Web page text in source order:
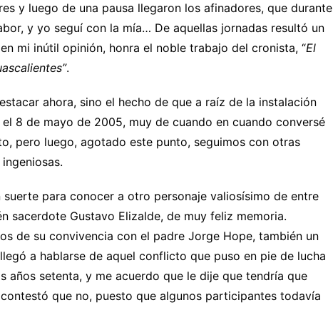
y luego de una pausa llegaron los afinadores, que durante
y yo seguí con la mía… De aquellas jornadas resultó un
mi inútil opinión, honra el noble trabajo del cronista, “El
.
ahora, sino el hecho de que a raíz de la instalación
8 de mayo de 2005, muy de cuando en cuando conversé
pero luego, agotado este punto, seguimos con otras
para conocer a otro personaje valiosísimo de entre
sacerdote Gustavo Elizalde, de muy feliz memoria.
de su convivencia con el padre Jorge Hope, también un
a hablarse de aquel conflicto que puso en pie de lucha
años setenta, y me acuerdo que le dije que tendría que
que no, puesto que algunos participantes todavía